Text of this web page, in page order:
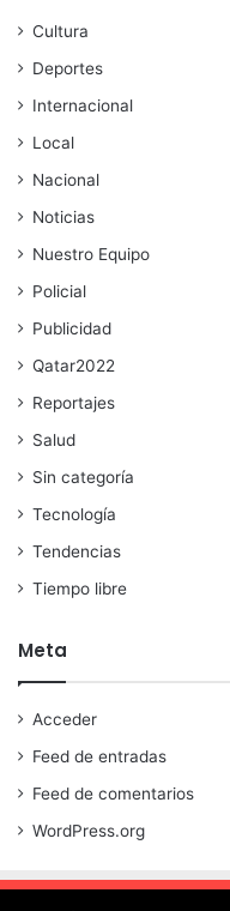
Cultura
Deportes
Internacional
Local
Nacional
Noticias
Nuestro Equipo
Policial
Publicidad
Qatar2022
Reportajes
Salud
Sin categoría
Tecnología
Tendencias
Tiempo libre
Meta
Acceder
Feed de entradas
Feed de comentarios
WordPress.org